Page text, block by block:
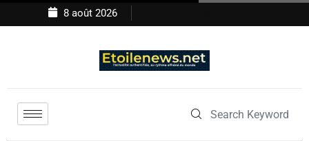
8 août 2026